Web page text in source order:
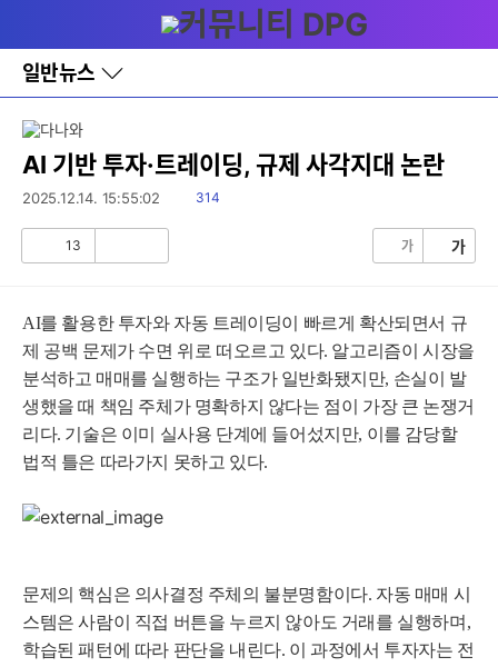
와
홈
일반뉴스
바
로
레
이
어
토
AI 기반 투자·트레이딩, 규제 사각지대 논란
2025.12.14. 15:55:02
읽
314
13 가 가
AI를 활용한 투자와 자동 트레이딩이 빠르게 확산되면서 규
제 공백 문제가 수면 위로 떠오르고 있다. 알고리즘이 시장을
분석하고 매매를 실행하는 구조가 일반화됐지만, 손실이 발
생했을 때 책임 주체가 명확하지 않다는 점이 가장 큰 논쟁거
리다. 기술은 이미 실사용 단계에 들어섰지만, 이를 감당할
법적 틀은 따라가지 못하고 있다.
문제의 핵심은 의사결정 주체의 불분명함이다. 자동 매매 시
스템은 사람이 직접 버튼을 누르지 않아도 거래를 실행하며,
학습된 패턴에 따라 판단을 내린다. 이 과정에서 투자자는 전